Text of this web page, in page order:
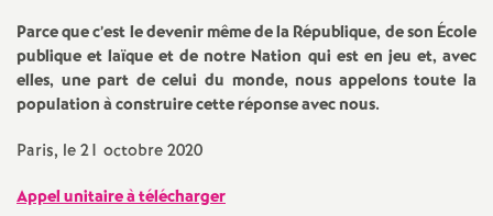
Parce que c’est le devenir même de la République, de son École
publique et laïque et de notre Nation qui est en jeu et, avec
elles, une part de celui du monde, nous appelons toute la
population à construire cette réponse avec nous.
Paris, le 21 octobre 2020
Appel unitaire à télécharger